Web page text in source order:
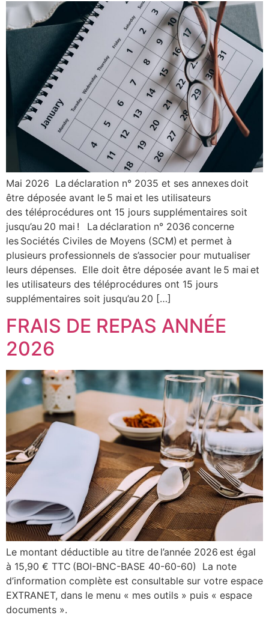
Mai 2026 La déclaration n° 2035 et ses annexes doit
être déposée avant le 5 mai et les utilisateurs
des téléprocédures ont 15 jours supplémentaires soit
jusqu’au 20 mai ! La déclaration n° 2036 concerne
les Sociétés Civiles de Moyens (SCM) et permet à
plusieurs professionnels de s’associer pour mutualiser
leurs dépenses. Elle doit être déposée avant le 5 mai et
les utilisateurs des téléprocédures ont 15 jours
supplémentaires soit jusqu’au 20 […]
FRAIS DE REPAS ANNÉE
2026
Le montant déductible au titre de l’année 2026 est égal
à 15,90 € TTC (BOI-BNC-BASE 40-60-60) La note
d’information complète est consultable sur votre espace
EXTRANET, dans le menu « mes outils » puis « espace
documents ».